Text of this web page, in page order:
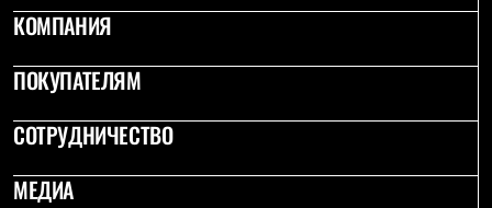
Куртки
Брюки
Рубашки
Футболки
Брюки
Теплое термобелье
Среднее термобелье
КОМПАНИЯ
ПОКУПАТЕЛЯМ
СОТРУДНИЧЕСТВО
МЕДИА